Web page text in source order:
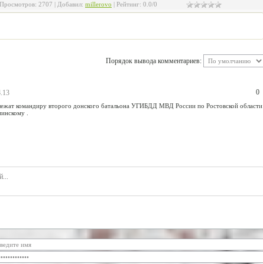
Просмотров: 2707 Добавил: millerovo Рейтинг: 0.0/0
Порядок вывода комментариев:
0
командиру второго донского батальона УГИБДД МВД России по Ростовской области
.